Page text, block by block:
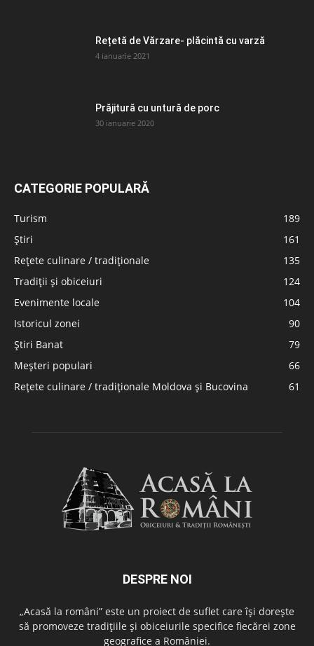
Rețetă de Vărzare- plăcintă cu varză
4 ianuarie 2021
Prăjitură cu untură de porc
30 ianuarie 2020
CATEGORIE POPULARĂ
Turism
189
Știri
161
Rețete culinare / tradiționale
135
Tradiții și obiceiuri
124
Evenimente locale
104
Istoricul zonei
90
Știri Banat
79
Meșteri populari
66
Rețete culinare / tradiționale Moldova și Bucovina
61
DESPRE NOI
„Acasă la români” este un proiect de suflet care își dorește
să promoveze tradițiile și obiceiurile specifice fiecărei zone
geografice a României.